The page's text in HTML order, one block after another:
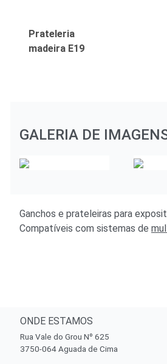
Prateleria
madeira E19
GALERIA DE
Ganchos e prateleiras para
Compatíveis com sistemas de
ONDE ESTAMOS
Rua Vale do Grou Nº 625
3750-064 Aguada de Cima